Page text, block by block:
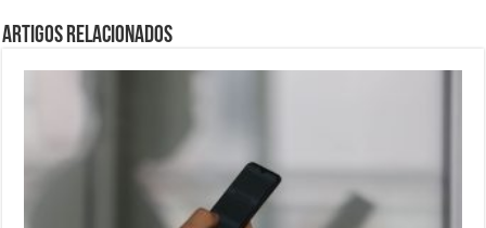
Artigos Relacionados